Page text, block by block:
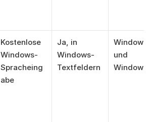
Kostenlose
Windows-
Spracheing
abe
Ja, in
Windows-
Textfeldern
Windows
und
Windows